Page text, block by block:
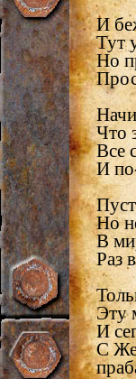
И
Тут
Но
Что
Все
И
Но
В
Раз
Эту
И
С